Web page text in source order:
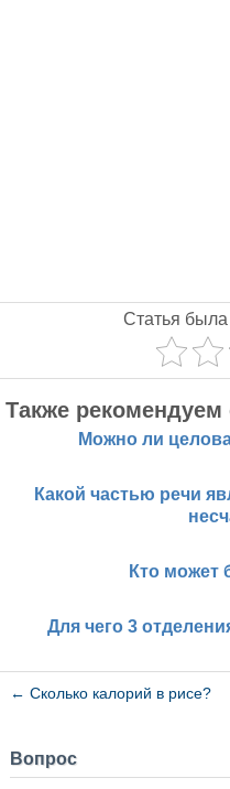
Статья
Также рекомендуем
Можно ли
Какой частью речи
Кто может
Для чего 3
← Сколько калорий в рисе?
Вопрос